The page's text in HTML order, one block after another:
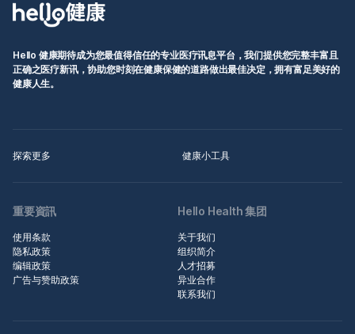
Hello 健康期待成为您最值得信任的专业医疗讯息平台，我们提供您完整丰富且
正确之医疗新讯，协助您时刻在健康保健的道路做出最佳决定，拥有富足美好的
健康人生。
探索更多 健康小工具
重要資訊
使用条款
隐私政策
编辑政策
广告与赞助政策
Hello Health 集团
关于我们
组织简介
人才招募
异业合作
联系我们